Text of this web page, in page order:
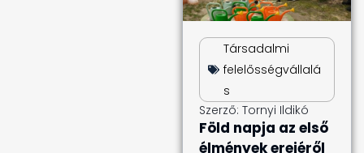
Társadalmi
felelősségvállalá
s
Szerző: Tornyi Ildikó
Föld napja az első
élmények erejéről